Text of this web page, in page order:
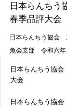
日本らんち
春季品評大会
日本らんちう協会
魚会支部 令和六
日本らんちう協
大会
日本らんちう協